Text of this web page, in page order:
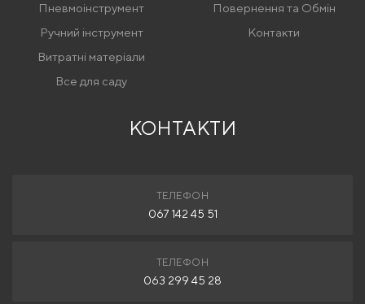
Пневмоінструмент
Ручний інструмент
Витратні матеріали
Все для саду
Повернення та Обмін
Контакти
КОНТАКТИ
ТЕЛЕФОН
067 142 45 51
ТЕЛЕФОН
063 299 45 28